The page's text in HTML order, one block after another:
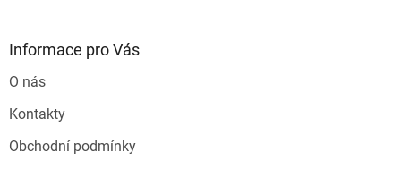
Informace pro Vás
O nás
Kontakty
Obchodní podmínky